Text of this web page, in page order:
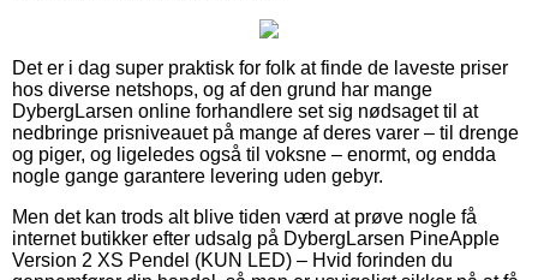
Det er i dag super praktisk for folk at finde de laveste priser
hos diverse netshops, og af den grund har mange
DybergLarsen online forhandlere set sig nødsaget til at
nedbringe prisniveauet på mange af deres varer – til drenge
og piger, og ligeledes også til voksne – enormt, og endda
nogle gange garantere levering uden gebyr.
Men det kan trods alt blive tiden værd at prøve nogle få
internet butikker efter udsalg på DybergLarsen PineApple
Version 2 XS Pendel (KUN LED) – Hvid forinden du